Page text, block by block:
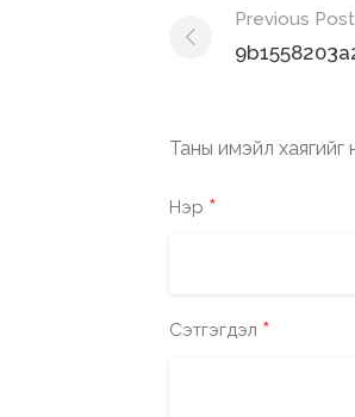
Post
navigation
Previous Post
Таны имэйл хаягийг
Нэр *
Сэтгэгдэл *